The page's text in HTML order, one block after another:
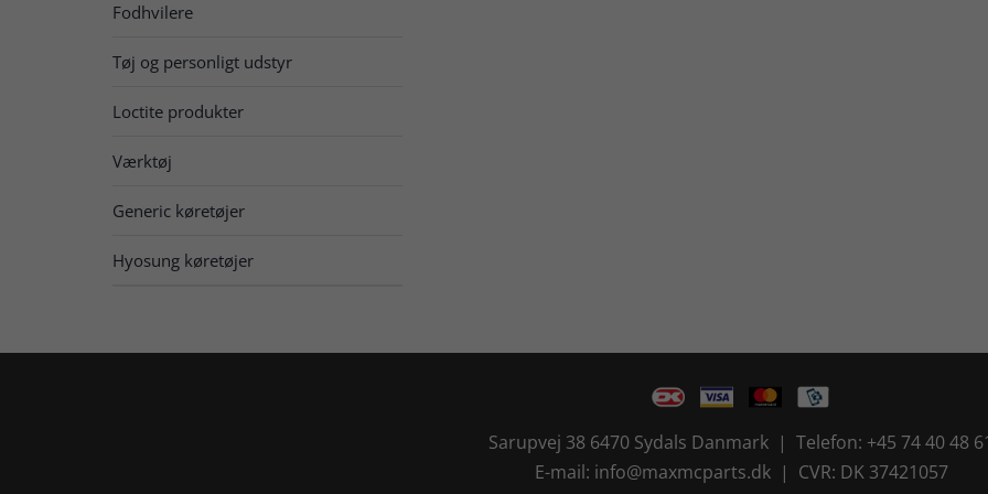
Fodhvilere
Tøj og personligt udstyr
Loctite produkter
Værktøj
Generic køretøjer
Hyosung køretøjer
Sarupvej 38 6470 Sydals Danmark | Telefon: +45 74 40 48
E-mail: info@maxmcparts.dk | CVR: DK 37421057